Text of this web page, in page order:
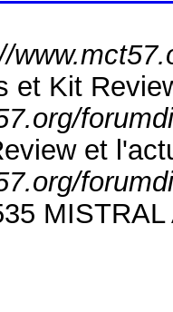
et Kit
et
MISTRAL